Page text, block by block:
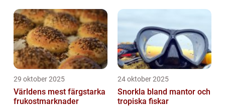
29 oktober 2025
Världens mest färgstarka
frukostmarknader
24 oktober 2025
Snorkla bland mantor och
tropiska fiskar